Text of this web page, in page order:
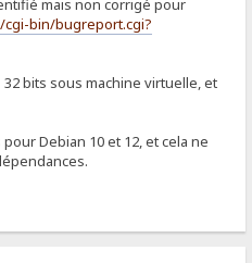
bin/bugreport.cgi?
32 bits sous machine virtuelle, et
Debian 10 et 12, et cela ne